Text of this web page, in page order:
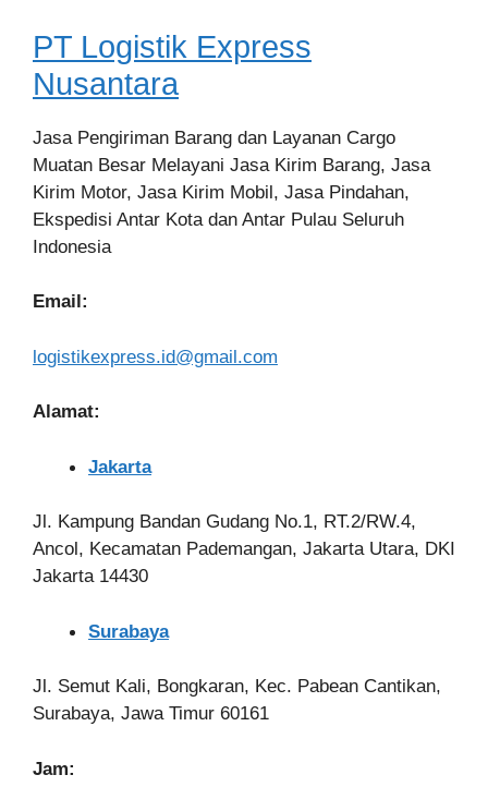
PT Logistik Express
Nusantara
Jasa Pengiriman Barang dan Layanan Cargo
Muatan Besar Melayani Jasa Kirim Barang, Jasa
Kirim Motor, Jasa Kirim Mobil, Jasa Pindahan,
Ekspedisi Antar Kota dan Antar Pulau Seluruh
Indonesia
Email:
logistikexpress.id@gmail.com
Alamat:
Jakarta
Jl. Kampung Bandan Gudang No.1, RT.2/RW.4,
Ancol, Kecamatan Pademangan, Jakarta Utara, DKI
Jakarta 14430
Surabaya
Jl. Semut Kali, Bongkaran, Kec. Pabean Cantikan,
Surabaya, Jawa Timur 60161
Jam: